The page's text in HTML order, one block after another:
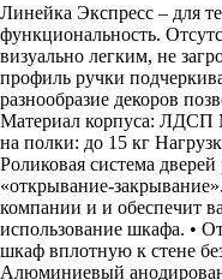
Линейка Экспресс – для
функциональность.
визуально легким, не
профиль ручки
разнообразие декоров
Материал корпуса: ЛДСП
на полки: до 15 кг
Роликовая система
«открывание-
компании и и обеспечит
использование шкафа. •
шкаф вплотную к стене
Алюминиевый